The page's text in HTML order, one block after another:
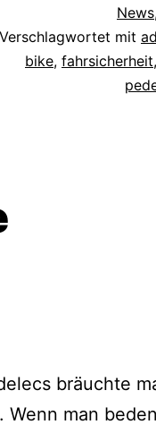
News
Verschlagwortet mit
bike, fahrsicherheit,
bräuchte
man